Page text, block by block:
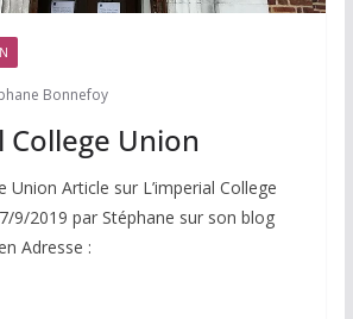
Bonnefoy
College Union
Union Article sur L’imperial College
9/2019 par Stéphane sur son blog
Adresse :